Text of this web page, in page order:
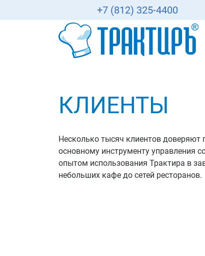
+7 (812) 325-4400
КЛИЕНТЫ
Несколько тысяч клиентов
основному инструменту управления
опытом использования Трактира в
небольших кафе до сетей ресторанов.